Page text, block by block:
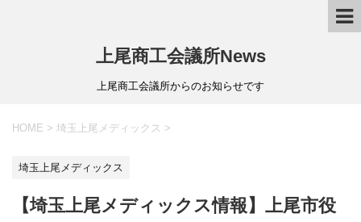
上尾商工会議所News
上尾商工会議所からのお知らせです
HOME > 埼玉上尾メディックス >
埼玉上尾メディックス
【埼玉上尾メディックス情報】上尾市役